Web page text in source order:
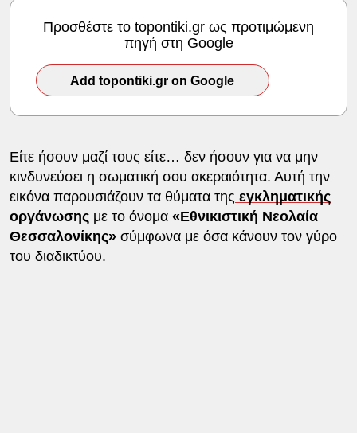
Προσθέστε το topontiki.gr ως προτιμώμενη
πηγή στη Google
Add topontiki.gr on Google
Είτε ήσουν μαζί τους είτε… δεν ήσουν για να μην
κινδυνεύσει η σωματική σου ακεραιότητα. Αυτή την
εικόνα παρουσιάζουν τα θύματα της εγκληματικής
οργάνωσης με το όνομα «Εθνικιστική Νεολαία
Θεσσαλονίκης»σύμφωνα με όσα κάνουν τον γύρο
του διαδικτύου.